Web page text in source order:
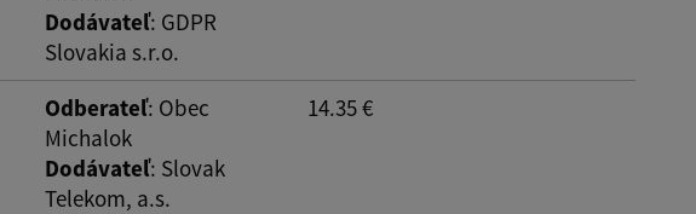
Dodávateľ: GDPR
Slovakia s.r.o.
Odberateľ: Obec
Michalok
Dodávateľ: Slovak
Telekom, a.s.
14.35 €